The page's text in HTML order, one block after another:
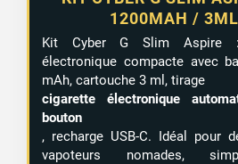
1200MAH / 3ML
Kit Cyber G Slim Aspire
électronique compacte avec
mAh, cartouche 3 ml, tirage
cigarette électronique
bouton
, recharge USB-C. Idéal pour
vapoteurs nomades,